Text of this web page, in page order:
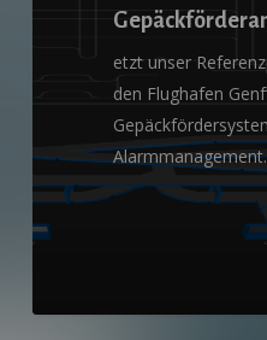
etzt unser
den Flughafen
Alarmmanagement.